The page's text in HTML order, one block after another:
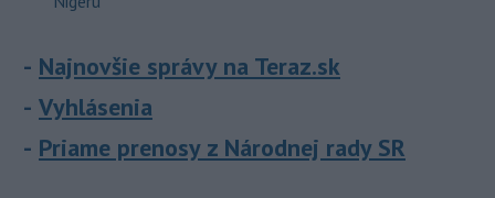
Najnovšie správy na Teraz.sk
Vyhlásenia
Priame prenosy z Národnej rady SR